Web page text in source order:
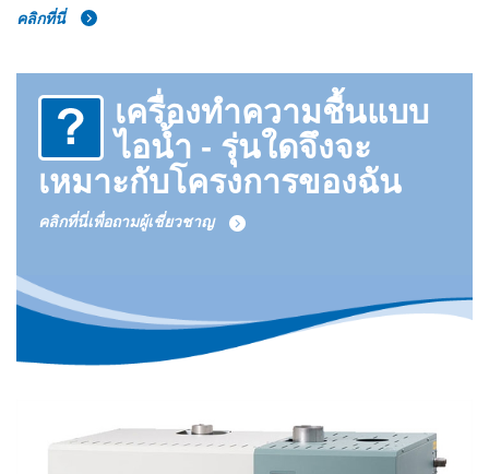
คลิกที่นี่
เครื่องทำความชื้นแบบ
ไอน้ำ - รุ่นใดจึงจะ
เหมาะกับโครงการของฉัน
คลิกที่นี่เพื่อถามผู้เชี่ยวชาญ